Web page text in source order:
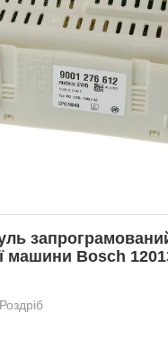
машини Bosch
Роздріб